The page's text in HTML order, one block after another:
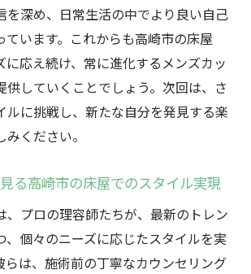
を深め、日常生活の中でより良い自己
ています。これからも高崎市の床屋
に応え続け、常に進化するメンズカッ
供していくことでしょう。次回は、さ
ルに挑戦し、新たな自分を発見する楽
ください。
る高崎市の床屋でのスタイル実現
、プロの理容師たちが、最新のトレン
、個々のニーズに応じたスタイルを実
らは、施術前の丁寧なカウンセリング